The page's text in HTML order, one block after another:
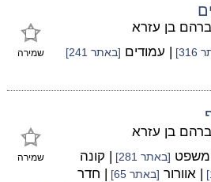
שמירה
בן עזרא
| עמודים [באתר 241]
שמירה
בן עזרא
[באתר 281] | קונה
| אוורור [באתר 65]
| חדר